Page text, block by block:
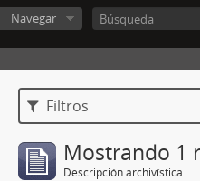
Navegar
Filtros
Mostrando 1
Descripción archivística